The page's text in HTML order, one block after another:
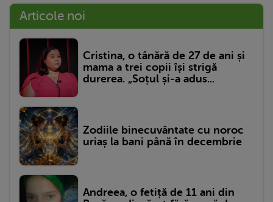
Articole noi
Cristina, o tânără de 27 de ani și
mama a trei copii își strigă
durerea. „Soțul și-a adus...
Zodiile binecuvântate cu noroc
uriaș la bani până în decembrie
Andreea, o fetiță de 11 ani din